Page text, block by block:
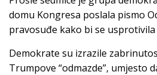
domu Kongresa poslala pismo
pravosuđe kako bi se
Demokrate su izrazile
Trumpove “odmazde”, umjesto